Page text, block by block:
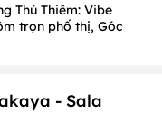
Thủ Thiêm: Vibe
trọn phố thị, Góc
- Sala